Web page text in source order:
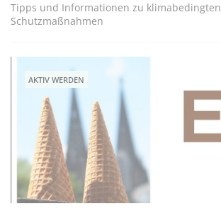
Tipps und Informationen zu klimabedingten
Schutzmaßnahmen
AKTIV WERDEN